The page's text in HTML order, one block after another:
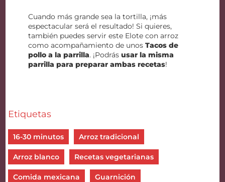
Cuando más grande sea la tortilla, ¡más
espectacular será el resultado! Si quieres,
también puedes servir este Elote con arroz
como acompañamiento de unosTacos de
pollo a la parrilla. ¡Podrásusar la misma
parrilla para preparar ambas recetas!
Etiquetas
16-30 minutos Arroz tradicional
Arroz blanco Recetas vegetarianas
Comida mexicana Guarnición